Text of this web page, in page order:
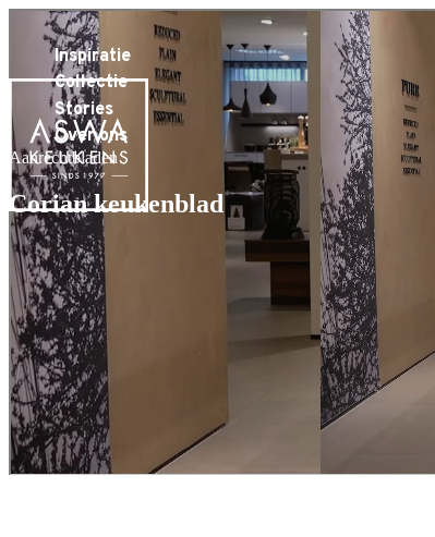
Inspiratie
Collectie
Stories
Over ons
Aanrechtbladen
Corian keukenblad
Plan je adviesgesprek